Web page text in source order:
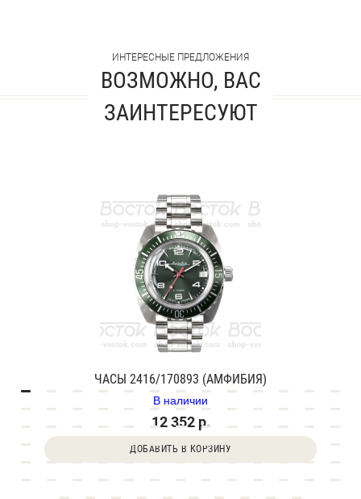
ИНТЕРЕСНЫЕ ПРЕДЛОЖЕНИЯ
ВОЗМОЖНО, ВАС
ЗАИНТЕРЕСУЮТ
ЧАСЫ 2416/170893 (АМФИБИЯ)
В наличии
12 352 р.
ДОБАВИТЬ В КОРЗИНУ